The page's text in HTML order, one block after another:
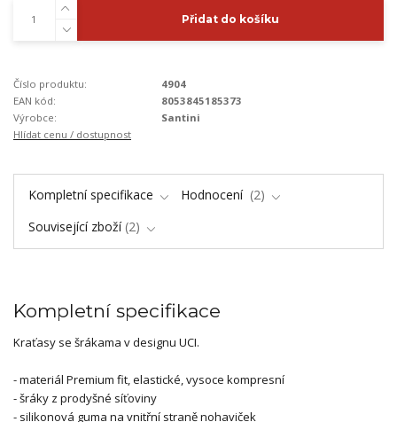
Přidat do košíku
Číslo produktu:
4904
EAN kód:
8053845185373
Výrobce:
Santini
Hlídat cenu / dostupnost
Kompletní specifikace Hodnocení
2
Související zboží 2
Kompletní specifikace
Kraťasy se šrákama v designu UCI.
- materiál Premium fit, elastické, vysoce kompresní
- šráky z prodyšné síťoviny
- silikonová guma na vnitřní straně nohaviček